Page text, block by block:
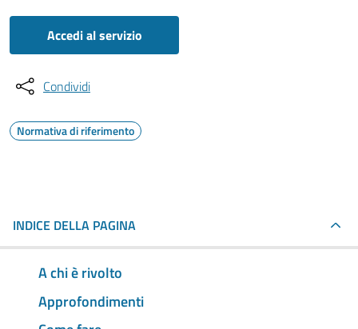
Accedi al servizio
Condividi
Normativa di riferimento
INDICE DELLA PAGINA
A chi è rivolto
Approfondimenti